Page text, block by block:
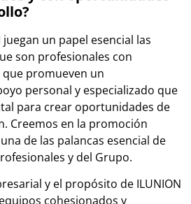
un papel esencial las
son profesionales con
promueven un
personal y especializado que
para crear oportunidades de
Creemos en la promoción
de las palancas esencial de
y del Grupo.
y el propósito de ILUNION
cohesionados y